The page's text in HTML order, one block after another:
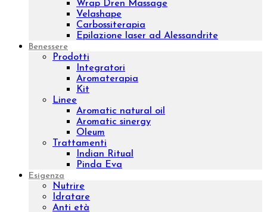
Prodotti
Creme corpo
Esfolianti corpo
Fanghi
Bendaggi e Trattamenti
Kit corpo
Linee
Push-up
Remodeling
Sculpture
Osmo
Aromatic natural oil
Aromatic sinergy
Dust
Concentrated
Wrap remodeling
Slim